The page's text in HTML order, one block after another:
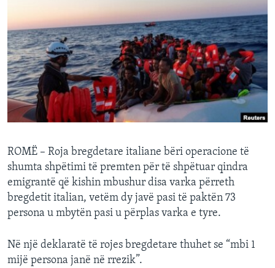
SHËNDETËSI
INTERVISTA
DITARI
ROMË – Roja bregdetare italiane bëri operacione të
shumta shpëtimi të premten për të shpëtuar qindra
emigrantë që kishin mbushur disa varka përreth
bregdetit italian, vetëm dy javë pasi të paktën 73
persona u mbytën pasi u përplas varka e tyre.
Në një deklaratë të rojes bregdetare thuhet se “mbi 1
mijë persona janë në rrezik”.